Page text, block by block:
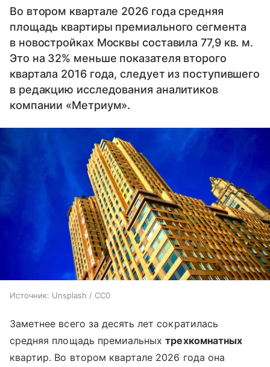
Во втором квартале 2026 года средняя
площадь квартиры премиального сегмента
в новостройках Москвы составила 77,9 кв. м.
Это на 32% меньше показателя второго
квартала 2016 года, следует из поступившего
в редакцию исследования аналитиков
компании «Метриум».
Источник: Unsplash / CC0
Заметнее всего за десять лет сократилась
средняя площадь премиальныхтрехкомнатных
квартир. Во втором квартале 2026 года она